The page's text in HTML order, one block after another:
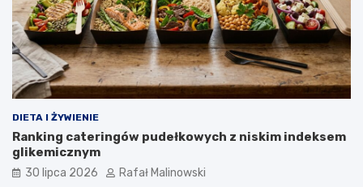
DIETA I ŻYWIENIE
Ranking cateringów pudełkowych z niskim indeksem
glikemicznym
30 lipca 2026 Rafał Malinowski